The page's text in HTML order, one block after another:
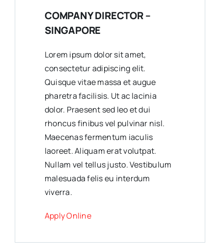
COMPANY DIRECTOR –
SINGAPORE
Lorem ipsum dolor sit amet,
consectetur adipiscing elit.
Quisque vitae massa et augue
pharetra facilisis. Ut ac lacinia
dolor. Praesent sed leo et dui
rhoncus finibus vel pulvinar nisl.
Maecenas fermentum iaculis
laoreet. Aliquam erat volutpat.
Nullam vel tellus justo. Vestibulum
malesuada felis eu interdum
viverra.
Apply Online